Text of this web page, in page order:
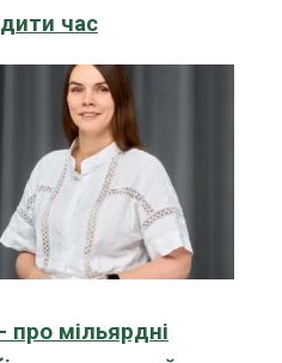
час
про мільярдні